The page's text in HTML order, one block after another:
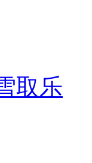
取乐